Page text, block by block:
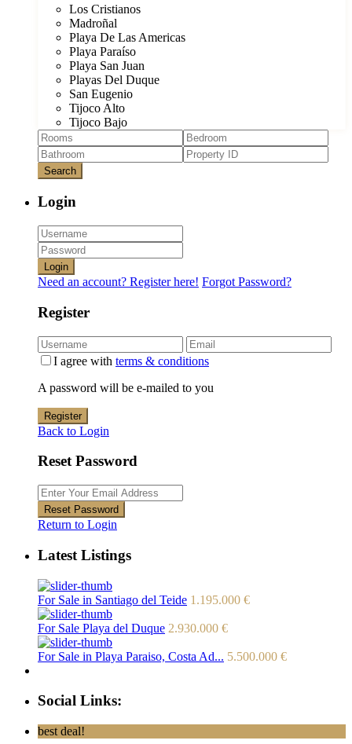
Los Cristianos
Madroñal
Playa De Las Americas
Playa Paraíso
Playa San Juan
Playas Del Duque
San Eugenio
Tijoco Alto
Tijoco Bajo
Search
Login
Login
Need an account? Register here! Forgot Password?
Register
I agree with terms & conditions
A password will be e-mailed to you
Register
Back to Login
Reset Password
Reset Password
Return to Login
Latest Listings
For Sale in Santiago del Teide 1.195.000 €
For Sale Playa del Duque 2.930.000 €
For Sale in Playa Paraiso, Costa Ad... 5.500.000 €
Social Links:
best deal!